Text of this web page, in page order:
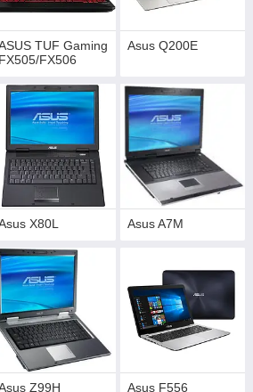
TUF Gaming
FX505/FX506
Asus Q200E
X80L Asus A7M
Z99H Asus F556